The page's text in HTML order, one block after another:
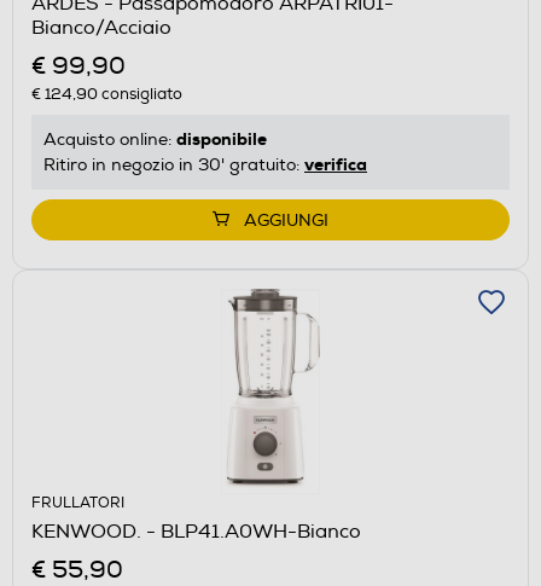
Bianco/Acciaio
€ 99,90
€ 124,90consigliato
Acquisto online: disponibile
Ritiro in negozio in 30' gratuito: verifica
AGGIUNGI
FRULLATORI
KENWOOD. - BLP41.A0WH-Bianco
€ 55,90